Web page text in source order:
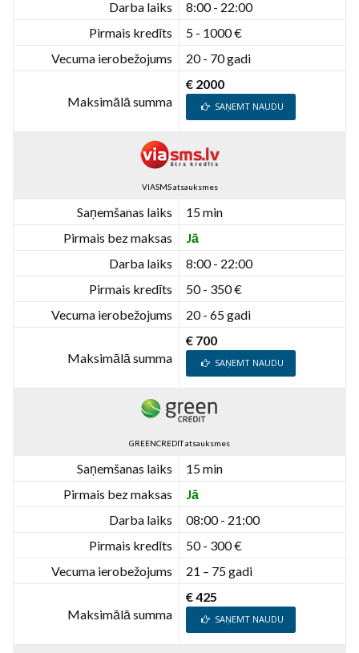
Darba laiks
8:00 - 22:00
Pirmais kredīts
5 - 1000 €
Vecuma ierobežojums
20 - 70 gadi
Maksimālā summa
€ 2000
SAŅEMT NAUDU
VIASMS atsauksmes
Saņemšanas laiks
15 min
Pirmais bez maksas
Jā
Darba laiks
8:00 - 22:00
Pirmais kredīts
50 - 350 €
Vecuma ierobežojums
20 - 65 gadi
Maksimālā summa
€ 700
SAŅEMT NAUDU
GREENCREDIT atsauksmes
Saņemšanas laiks
15 min
Pirmais bez maksas
Jā
Darba laiks
08:00 - 21:00
Pirmais kredīts
50 - 300 €
Vecuma ierobežojums
21 – 75 gadi
Maksimālā summa
€ 425
SAŅEMT NAUDU